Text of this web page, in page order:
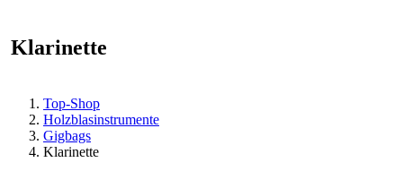
Klarinette
Top-Shop
Holzblasinstrumente
Gigbags
Klarinette